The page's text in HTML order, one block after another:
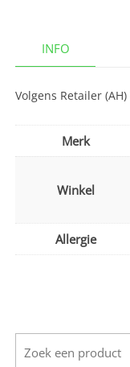
INFO
Volgens Retailer
Merk
Winkel
Allergie